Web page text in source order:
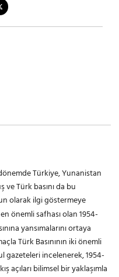
Türkiye, Yunanistan
Türk basını da bu
olarak ilgi göstermeye
önemli safhası olan 1954-
yansımalarını ortaya
Türk Basınının iki önemli
gazeteleri incelenerek, 1954-
açıları bilimsel bir yaklaşımla